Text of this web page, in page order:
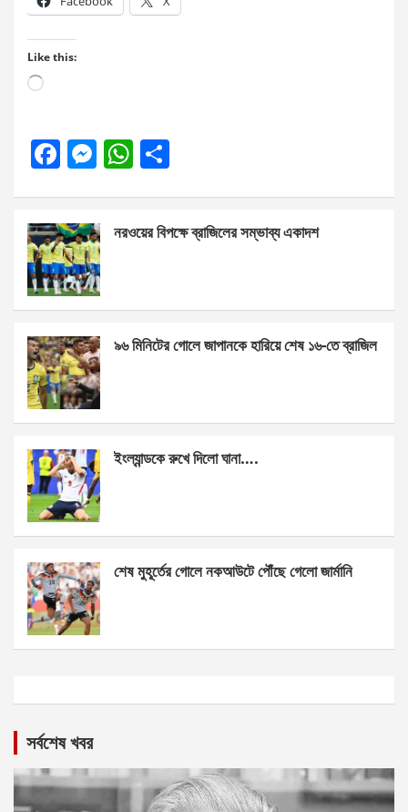
Like this:
Loading…
F
b
o
o
k
M
n
g
er
W
s
p
e
নরওয়ের বিপক্ষে ব্রাজিলের সম্ভাব্য একাদশ
৯৬ মিনিটের গোলে জাপানকে হারিয়ে শেষ ১৬-তে ব্রাজিল
ইংল্যান্ডকে রুখে দিলো ঘানা….
শেষ মুহূর্তের গোলে নকআউটে পৌঁছে গেলো জার্মানি
সর্বশেষ খবর